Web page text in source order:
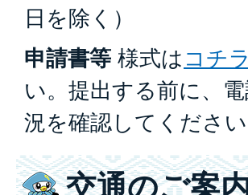
日を除く）
申請書等 様式は コチラ
い。提出する前に、
況を確認してください
交通のご案